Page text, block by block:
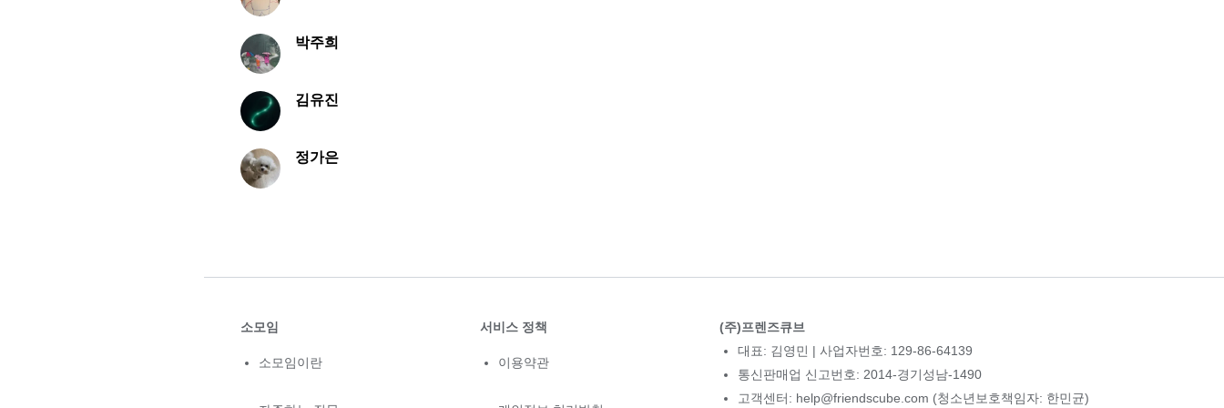
박주희
김유진
정가은
소모임
소모임이란
서비스 정책
이용약관
(주)프렌즈큐브
대표: 김영민 | 사업자번호: 129-86-64139
통신판매업 신고번호: 2014-경기성남-1490
고객센터: help@friendscube.com (청소년보호책임자: 한민균)